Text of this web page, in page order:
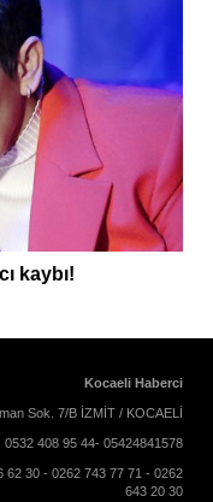
kaybı!
Kocaeli Haberci
Sok. 7/B İZMİT / KOCAELİ
0532 408 95 44- 05424841578
62 30 - 0262 743 77 71 - 0262
643 20 30